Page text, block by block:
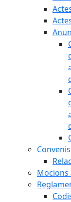
Convenis
Mocions